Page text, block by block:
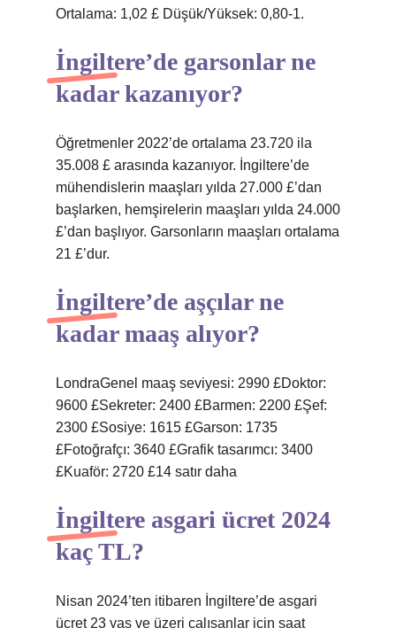
Ortalama: 1,02 £ Düşük/Yüksek: 0,80-1.
İngiltere’de garsonlar ne
kadar kazanıyor?
Öğretmenler 2022’de ortalama 23.720 ila
35.008 £ arasında kazanıyor. İngiltere’de
mühendislerin maaşları yılda 27.000 £’dan
başlarken, hemşirelerin maaşları yılda 24.000
£’dan başlıyor. Garsonların maaşları ortalama
21 £’dur.
İngiltere’de aşçılar ne
kadar maaş alıyor?
LondraGenel maaş seviyesi: 2990 £Doktor:
9600 £Sekreter: 2400 £Barmen: 2200 £Şef:
2300 £Sosiye: 1615 £Garson: 1735
£Fotoğrafçı: 3640 £Grafik tasarımcı: 3400
£Kuaför: 2720 £14 satır daha
İngiltere asgari ücret 2024
kaç TL?
Nisan 2024’ten itibaren İngiltere’de asgari
ücret 23 yaş ve üzeri çalışanlar için saat